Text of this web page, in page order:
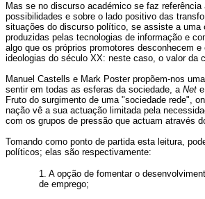
Mas se no discurso académico se faz
possibilidades e sobre o lado positivo das
situações do discurso político, se assiste a uma
produzidas pelas tecnologias de informação e
algo que os próprios promotores desconhecem
ideologias do século XX: neste caso, o valor da
Manuel Castells e Mark Poster propõem-nos
sentir em todas as esferas da sociedade, a Net
Fruto do surgimento de uma "sociedade rede",
nação vê a sua actuação limitada pela
com os grupos de pressão que actuam através
Tomando como ponto de partida esta leitura,
políticos; elas são respectivamente:
1. A opção de fomentar o
de emprego;